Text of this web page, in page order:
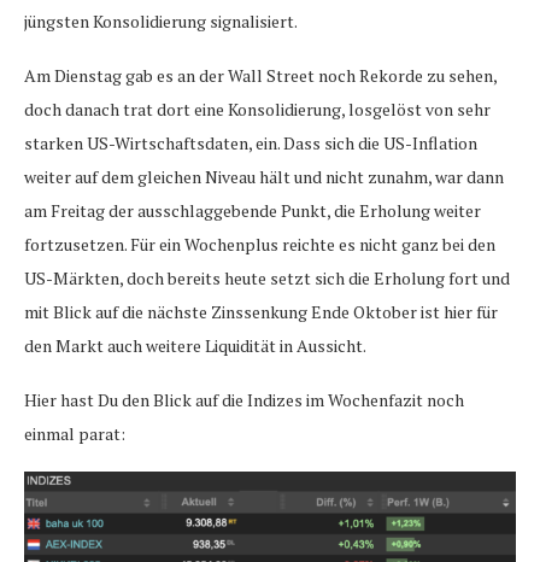
jüngsten Konsolidierung signalisiert.
Am Dienstag gab es an der Wall Street noch Rekorde zu sehen,
doch danach trat dort eine Konsolidierung, losgelöst von sehr
starken US-Wirtschaftsdaten, ein. Dass sich die US-Inflation
weiter auf dem gleichen Niveau hält und nicht zunahm, war dann
am Freitag der ausschlaggebende Punkt, die Erholung weiter
fortzusetzen. Für ein Wochenplus reichte es nicht ganz bei den
US-Märkten, doch bereits heute setzt sich die Erholung fort und
mit Blick auf die nächste Zinssenkung Ende Oktober ist hier für
den Markt auch weitere Liquidität in Aussicht.
Hier hast Du den Blick auf die Indizes im Wochenfazit noch
einmal parat: